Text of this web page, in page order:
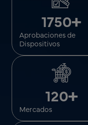
1750+
Aprobaciones de
Dispositivos
120+
Mercados